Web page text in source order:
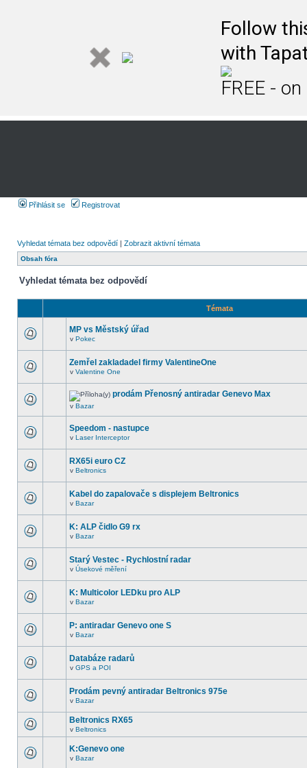
Follow
with
FREE -
Přihlásit se Registrovat
Vyhledat témata bez odpovědí | Zobrazit aktivní témata
Obsah fóra
Vyhledat témata bez odpovědí
Témata
MP vs Městský úřad
v Pokec
Zemřel zakladadel firmy ValentineOne
v Valentine One
prodám Přenosný antiradar Genevo Max
v Bazar
Speedom - nastupce
v Laser Interceptor
RX65i euro CZ
v Beltronics
Kabel do zapalovače s displejem Beltronics
v Bazar
K: ALP čidlo G9 rx
v Bazar
Starý Vestec - Rychlostní radar
v Úsekové měření
K: Multicolor LEDku pro ALP
v Bazar
P: antiradar Genevo one S
v Bazar
Databáze radarů
v GPS a POI
Prodám pevný antiradar Beltronics 975e
v Bazar
Beltronics RX65
v Beltronics
K:Genevo one
v Bazar